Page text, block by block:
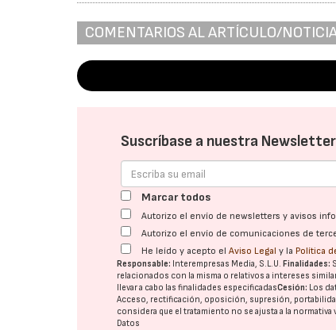
COMENTARIOS AL ARTÍCULO/
Suscríbase a nuestra
Marcar todos
Autorizo el envío de newsletters y avisos
Autorizo el envío de comunicaciones de
He leído y acepto elAviso Legal y la Política
Responsable: Interempresas Media, S.L.U. Finalidades:
relacionados con la misma o relativos a intereses
llevar a cabo las finalidades especificadasCesión: Los
Acceso, rectificación, oposición, supresión,
considera que el tratamiento no se ajusta a la
Datos